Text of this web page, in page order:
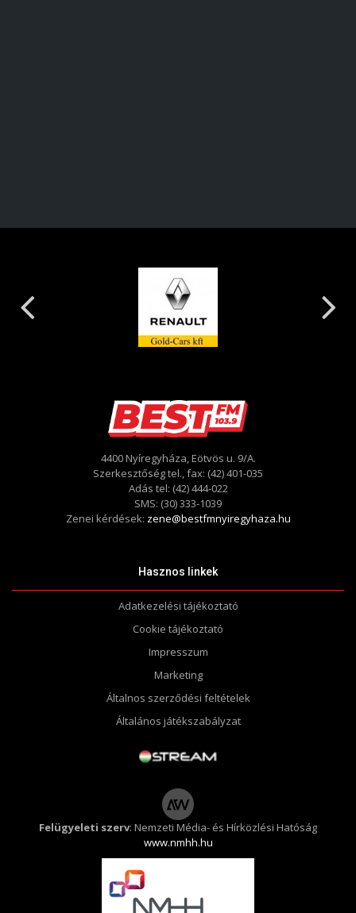
4400 Nyíregyháza, Eötvös u. 9/A.
Szerkesztőség tel., fax: (42) 401-035
Adás tel: (42) 444-022
SMS: (30) 333-1039
Zenei kérdések: zene@bestfmnyiregyhaza.hu
Hasznos linkek
Adatkezelési tájékoztató
Cookie tájékoztató
Impresszum
Marketing
Általnos szerződési feltételek
Általános játékszabályzat
Felügyeleti szerv: Nemzeti Média- és Hírközlési Hatóság
www.nmhh.hu